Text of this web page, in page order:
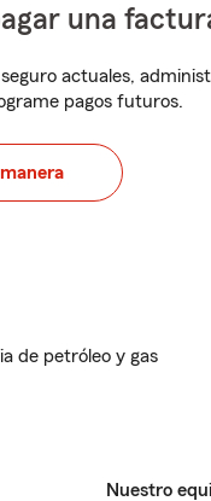
una
actuales,
pagos futuros.
de petróleo y gas
Nuestro